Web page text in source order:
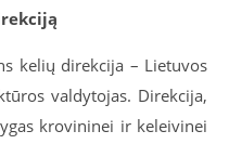
kelių direkcija – Lietuvos
valdytojas. Direkcija,
krovininei ir keleivinei